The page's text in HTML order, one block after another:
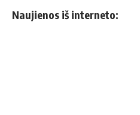
Naujienos iš interneto: